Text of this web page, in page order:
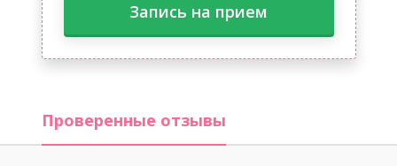
Запись на прием
Проверенные отзывы